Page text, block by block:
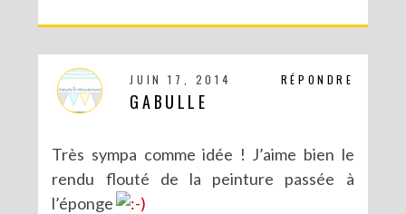
RÉPONDRE
JUIN 17, 2014
GABULLE
Très sympa comme idée ! J’aime bien le
rendu flouté de la peinture passée à
l’éponge